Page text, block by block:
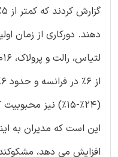
(24%-15%) نیز
این است که مدیران به